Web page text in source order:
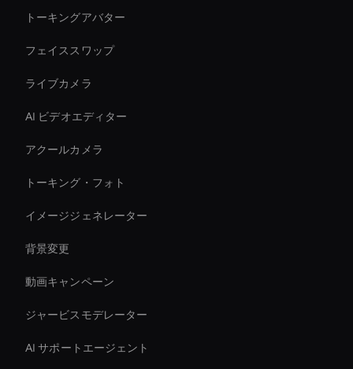
トーキングアバター
フェイススワップ
ライブカメラ
AI ビデオエディター
アクールカメラ
トーキング・フォト
イメージジェネレーター
背景変更
動画キャンペーン
ジャービスモデレーター
AI サポートエージェント